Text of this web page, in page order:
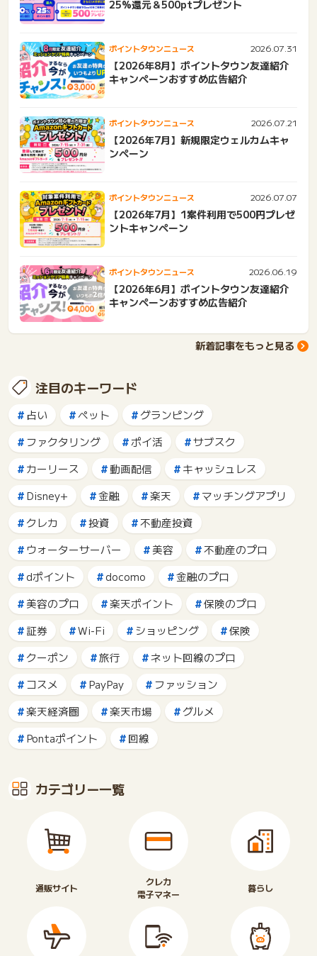
25%還元＆500ptプレゼント
ポイントタウンニュース 2026.07.31
【2026年8月】ポイントタウン友達紹介
キャンペーンおすすめ広告紹介
ポイントタウンニュース 2026.07.21
【2026年7月】新規限定ウェルカムキャ
ンペーン
ポイントタウンニュース 2026.07.07
【2026年7月】1案件利用で500円プレゼ
ントキャンペーン
ポイントタウンニュース 2026.06.19
【2026年6月】ポイントタウン友達紹介
キャンペーンおすすめ広告紹介
新着記事をもっと見る
注目のキーワード
占い ペット
グランピング
ファクタリング
ポイ活
サブスク
カーリース
動画配信
キャッシュレス
Disney+
金融 楽天
マッチングアプリ
クレカ
投資
不動産投資
ウォーターサーバー
美容
不動産のプロ
dポイント
docomo
金融のプロ
美容のプロ
楽天ポイント
保険のプロ
証券
Wi-Fi ショッピング
保険
クーポン
旅行
ネット回線のプロ
コスメ
PayPay
ファッション
楽天経済圏
楽天市場
グルメ
Pontaポイント
回線
カテゴリー一覧
通販サイト
クレカ
電子マネー
暮らし